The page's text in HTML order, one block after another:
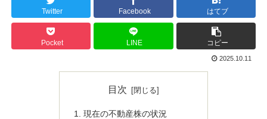
Twitter Facebook はてブ
Pocket LINE コピー
2025.10.11
目次
現在の不動産株の状況